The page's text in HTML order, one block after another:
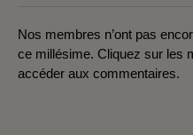
Nos membres n’ont pas
ce millésime. Cliquez sur les
accéder aux commentaires.